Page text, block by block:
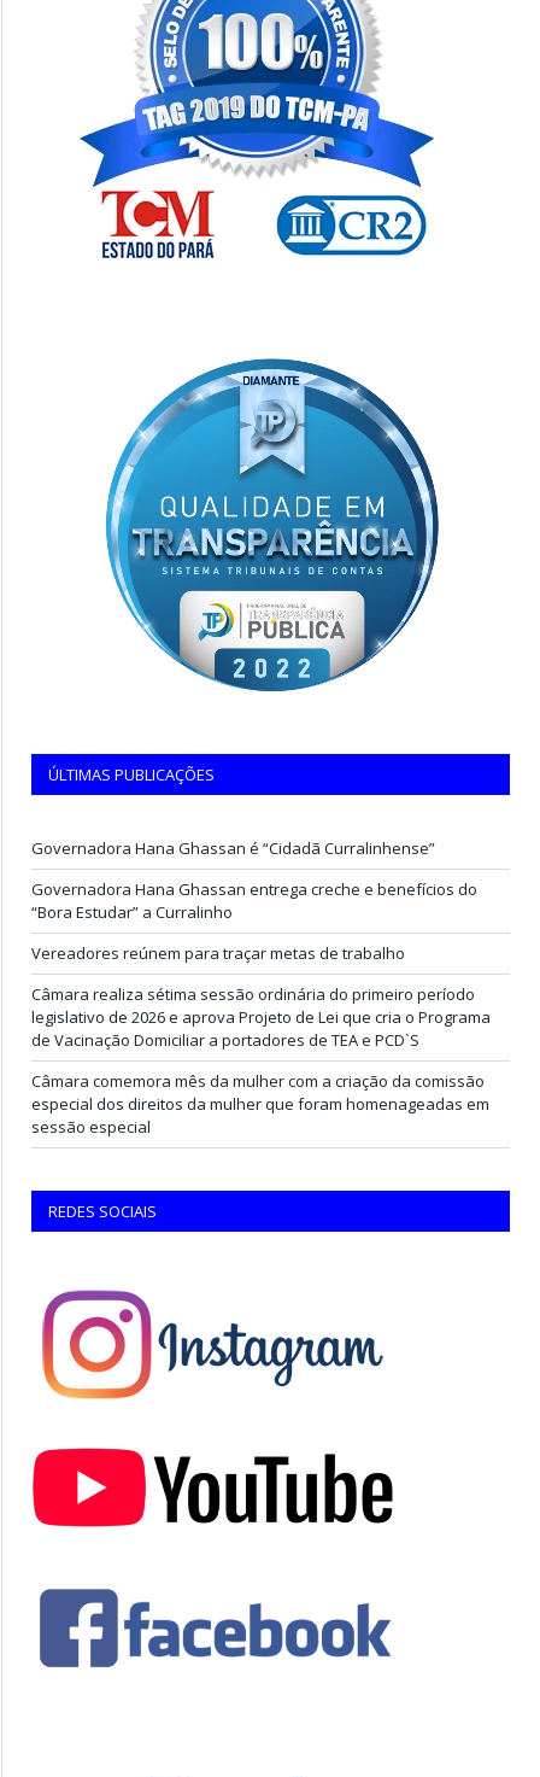
ÚLTIMAS PUBLICAÇÕES
Governadora Hana Ghassan é “Cidadã Curralinhense”
Governadora Hana Ghassan entrega creche e benefícios do
“Bora Estudar” a Curralinho
Vereadores reúnem para traçar metas de trabalho
Câmara realiza sétima sessão ordinária do primeiro período
legislativo de 2026 e aprova Projeto de Lei que cria o Programa
de Vacinação Domiciliar a portadores de TEA e PCD`S
Câmara comemora mês da mulher com a criação da comissão
especial dos direitos da mulher que foram homenageadas em
sessão especial
REDES SOCIAIS